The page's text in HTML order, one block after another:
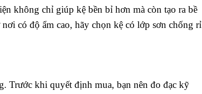
không chỉ giúp kệ bền bỉ hơn mà còn tạo ra bề
có độ ẩm cao, hãy chọn kệ có lớp sơn chống rỉ
Trước khi quyết định mua, bạn nên đo đạc kỹ